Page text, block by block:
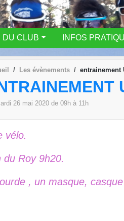
DU CLUB INFOS
Les évènements entrainement
26 mai 2020 de 09h à 11h
vélo.
du Roy 9h20.
, un masque,